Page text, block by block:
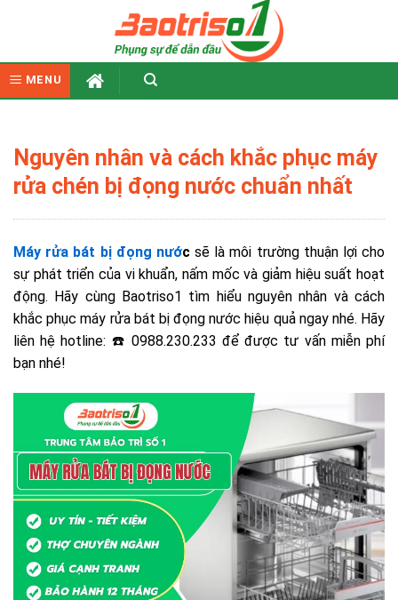
MENU
Nguyên nhân và cách khắc phục máy
rửa chén bị đọng nước chuẩn nhất
Máy rửa bát bị đọng nướcsẽ là môi trường thuận lợi cho
sự phát triển của vi khuẩn, nấm mốc và giảm hiệu suất hoạt
động. Hãy cùng Baotriso1 tìm hiểu nguyên nhân và cách
khắc phục máy rửa bát bị đọng nước hiệu quả ngay nhé. Hãy
liên hệ hotline: ☎️ 0988.230.233 để được tư vấn miễn phí
bạn nhé!